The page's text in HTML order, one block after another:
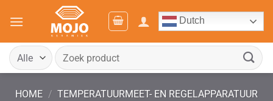
naar
Dutch
Zoeken
naar:
HOME / TEMPERATUURMEET- EN REGELAPPARATUUR